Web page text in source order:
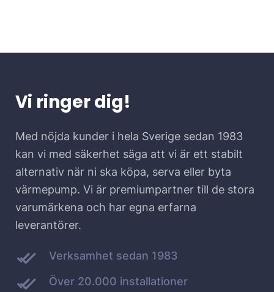
Vi ringer dig!
Med nöjda kunder i hela Sverige sedan 1983
kan vi med säkerhet säga att vi är ett stabilt
alternativ när ni ska köpa, serva eller byta
värmepump. Vi är premiumpartner till de stora
varumärkena och har egna erfarna
leverantörer.
Verksamhet sedan 1983
Över 20.000 installationer